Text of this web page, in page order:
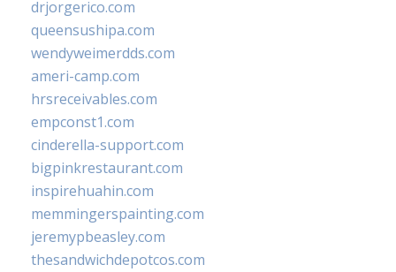
drjorgerico.com
queensushipa.com
wendyweimerdds.com
ameri-camp.com
hrsreceivables.com
empconst1.com
cinderella-support.com
bigpinkrestaurant.com
inspirehuahin.com
memmingerspainting.com
jeremypbeasley.com
thesandwichdepotcos.com